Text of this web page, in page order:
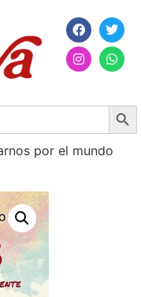
por el mundo